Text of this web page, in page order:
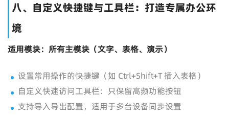
八、自定义快捷键与工具栏：打造专属办公环
境
适用模块：所有主模块（文字、表格、演示）
设置常用操作的快捷键（如 Ctrl+Shift+T 插入表格）
自定义快速访问工具栏：只保留高频功能按钮
支持导入导出配置，适用于多台设备同步设置